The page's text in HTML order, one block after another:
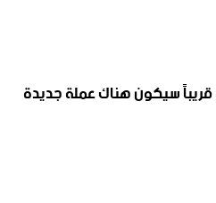
قريباً سيكون هناك عملة جديدة